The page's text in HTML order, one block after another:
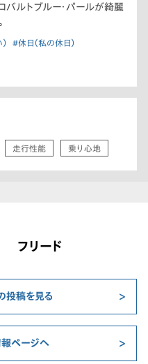
バルトブルー・パールが綺麗
#休日（私の休日）
走行性能 乗り心地
フリード
投稿を見る
ページへ